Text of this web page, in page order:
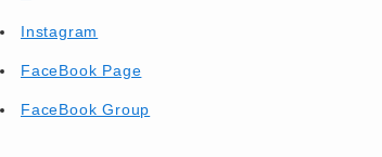
Instagram
FaceBook Page
FaceBook Group